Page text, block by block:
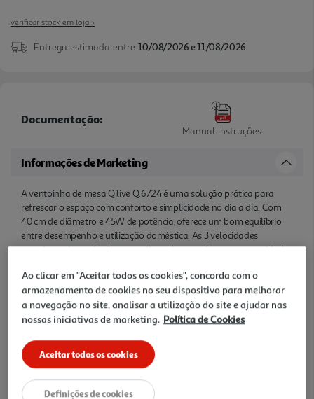
verificar stock em loja >
Entrega estimada entre 10/08/2026 e 11/08/2026
Documentação:
Manual Instruções
Informações de Marketing
A ventoinha de mesa Qilive Q.6724 é uma solução prática para
refrescar o espaço com conforto e simplicidade no dia a dia. Com
40 cm de diâmetro e 45W de potência, oferece um bom equilíbrio
entre desempenho e utilização doméstica. As 3 velocidades
permitem ajustar facilmente o fluxo de ar conforme a necessidade,
modo de oscilação melhora a difusão do ar na divisão, tornando a
utilização mais confortável em diferentes momentos. Com
inclinação d e 15° e oscilação de 75°, combina funcionalidade, ajuste
simples e circulação de ar eficiente numa opção prática para casa
Características
Denominação
Ao clicar em "Aceitar todos os cookies", concorda com o
armazenamento de cookies no seu dispositivo para melhorar
a navegação no site, analisar a utilização do site e ajudar nas
nossas iniciativas de marketing. Política de Cookies
Aceitar todos os cookies
Definições de cookies